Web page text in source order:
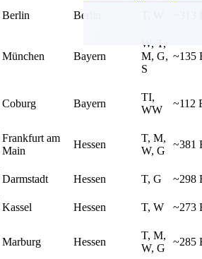
Berlin Berlin
München Bayern
W, T,
M, G,
S
~135
Coburg Bayern
TI,
WW
~112
Frankfurt am
Main
Hessen
T, M,
W, G
~381
Darmstadt Hessen T, G ~298
Kassel Hessen T, W ~273
Marburg Hessen
T, M,
W, G
~285